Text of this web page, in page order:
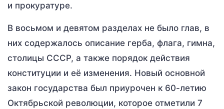
и прокуратуре.
В восьмом и девятом разделах не было глав, в
них содержалось описание герба, флага, гимна,
столицы СССР, а также порядок действия
конституции и её изменения. Новый основной
закон государства был приурочен к 60-летию
Октябрьской революции, которое отметили 7